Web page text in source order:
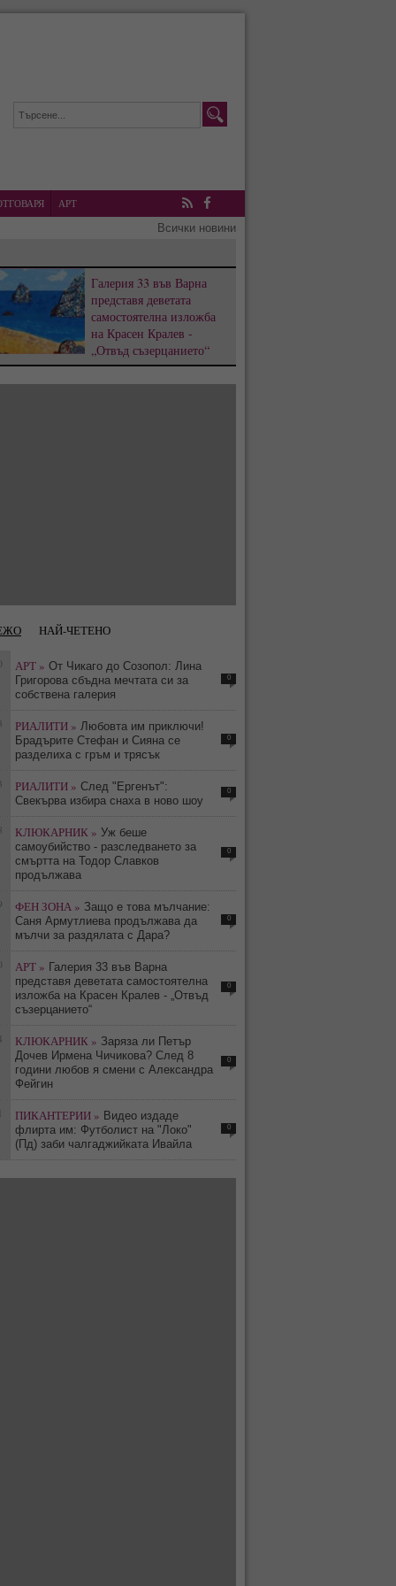
АРТ
RSS Facebook
Всички новини
Галерия 33 във Варна
представя деветата
самостоятелна изложба
на Красен Кралев -
„Отвъд съзерцанието“
НАЙ-ЧЕТЕНО
АРТ » От Чикаго до Созопол: Лина
Григорова сбъдна мечтата си за
собствена галерия
0
РИАЛИТИ » Любовта им приключи!
Брадърите Стефан и Сияна се
разделиха с гръм и трясък
0
РИАЛИТИ » След "Ергенът":
Свекърва избира снаха в ново шоу
0
КЛЮКАРНИК » Уж беше
самоубийство - разследването за
смъртта на Тодор Славков
продължава
0
ФЕН ЗОНА » Защо е това мълчание:
Саня Армутлиева продължава да
мълчи за раздялата с Дара?
0
АРТ » Галерия 33 във Варна
представя деветата самостоятелна
изложба на Красен Кралев - „Отвъд
съзерцанието“
0
КЛЮКАРНИК » Заряза ли Петър
Дочев Ирмена Чичикова? След 8
години любов я смени с Александра
Фейгин
0
ПИКАНТЕРИИ » Видео издаде
флирта им: Футболист на "Локо"
(Пд) заби чалгаджийката Ивайла
0